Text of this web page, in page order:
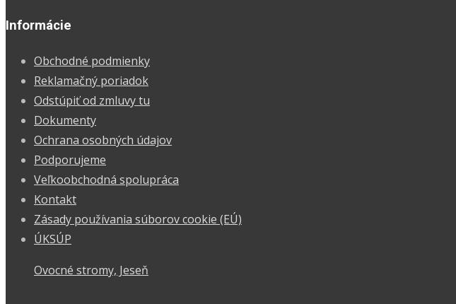
Informácie
Obchodné podmienky
Reklamačný poriadok
Odstúpiť od zmluvy tu
Dokumenty
Ochrana osobných údajov
Podporujeme
Veľkoobchodná spolupráca
Kontakt
Zásady používania súborov cookie (EÚ)
ÚKSÚP
Ovocné stromy, Jeseň